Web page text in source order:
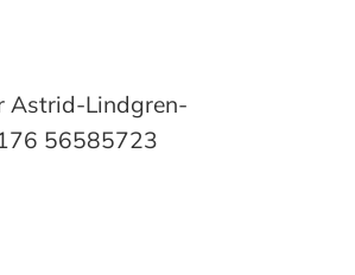
Astrid-Lindgren-
56585723